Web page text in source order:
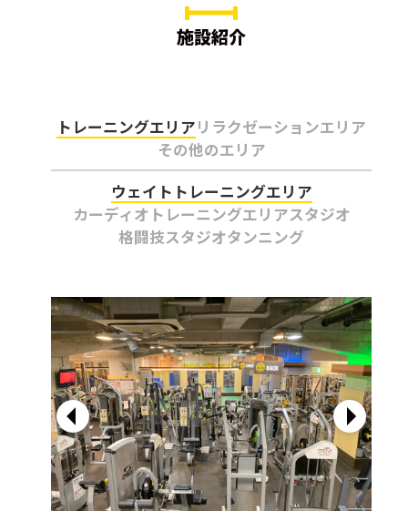
施設紹介
トレーニングエリアリラクゼーションエリア
その他のエリア
ウェイトトレーニングエリア
カーディオトレーニングエリアスタジオ
格闘技スタジオタンニング